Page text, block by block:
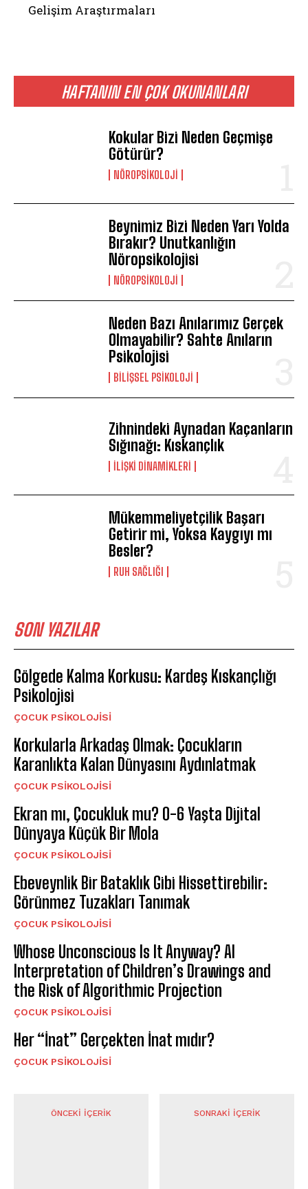
ABONE OL
Gizlilik politikasınıokudum, onaylıyorum.
HAFTANIN EN ÇOK OKUNANLARI
Kokular Bizi Neden Geçmişe
Götürür?
NÖROPSIKOLOJI
Beynimiz Bizi Neden Yarı Yolda
Bırakır? Unutkanlığın
Nöropsikolojisi
NÖROPSIKOLOJI
Neden Bazı Anılarımız Gerçek
Olmayabilir? Sahte Anıların
Psikolojisi
BILIŞSEL PSIKOLOJI
Zihnindeki Aynadan Kaçanların
Sığınağı: Kıskançlık
İLIŞKI DINAMIKLERI
Mükemmeliyetçilik Başarı
Getirir mi, Yoksa Kaygıyı mı
Besler?
⁠RUH SAĞLIĞI
SON YAZILAR
Gölgede Kalma Korkusu: Kardeş Kıskançlığı
Psikolojisi
ÇOCUK PSIKOLOJISI
Korkularla Arkadaş Olmak: Çocukların
Karanlıkta Kalan Dünyasını Aydınlatmak
ÇOCUK PSIKOLOJISI
Ekran mı, Çocukluk mu? 0-6 Yaşta Dijital
Dünyaya Küçük Bir Mola
ÇOCUK PSIKOLOJISI
Ebeveynlik Bir Bataklık Gibi Hissettirebilir:
Görünmez Tuzakları Tanımak
ÇOCUK PSIKOLOJISI
Whose Unconscious Is It Anyway? AI
Interpretation of Children’s Drawings and
the Risk of Algorithmic Projection
ÇOCUK PSIKOLOJISI
Her “İnat” Gerçekten İnat mıdır?
ÇOCUK PSIKOLOJISI
Gelişim Araştırmaları
ÖNCEKI İÇERIK SONRAKI İÇERIK